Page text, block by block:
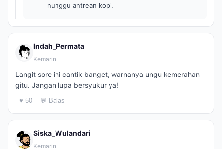
nunggu antrean kopi.
Indah_Permata
Kemarin
Langit sore ini cantik banget, warnanya ungu kemerahan
gitu. Jangan lupa bersyukur ya!
♥ 50 💬 Balas
Siska_Wulandari
Kemarin